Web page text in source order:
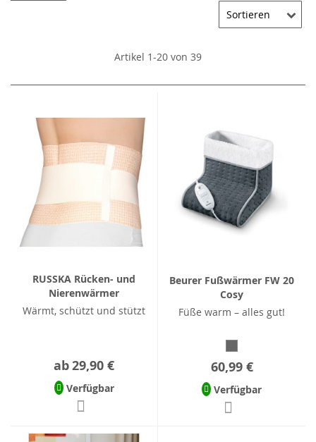
Artikel 1-20 von 39
RUSSKA Rücken- und
Nierenwärmer
Wärmt, schützt und stützt
ab29,90 €
Verfügbar
Beurer Fußwärmer FW 20
Cosy
Füße warm – alles gut!
60,99 €
Verfügbar